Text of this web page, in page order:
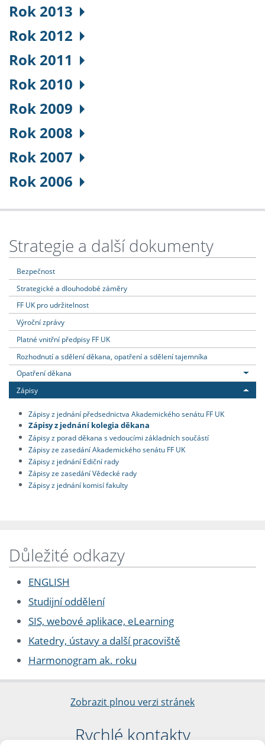
Rok 2013
Rok 2012
Rok 2011
Rok 2010
Rok 2009
Rok 2008
Rok 2007
Rok 2006
Strategie a další dokumenty
Bezpečnost
Strategické a dlouhodobé záměry
FF UK pro udržitelnost
Výroční zprávy
Platné vnitřní předpisy FF UK
Rozhodnutí a sdělení děkana, opatření a sdělení tajemníka
Opatření děkana
Zápisy
Zápisy z jednání předsednictva Akademického senátu FF UK
Zápisy z jednání kolegia děkana
Zápisy z porad děkana s vedoucími základních součástí
Zápisy ze zasedání Akademického senátu FF UK
Zápisy z jednání Ediční rady
Zápisy ze zasedání Vědecké rady
Zápisy z jednání komisí fakulty
Důležité odkazy
ENGLISH
Studijní oddělení
SIS, webové aplikace, eLearning
Katedry, ústavy a další pracoviště
Harmonogram ak. roku
Zobrazit plnou verzi stránek
Rychlé kontakty